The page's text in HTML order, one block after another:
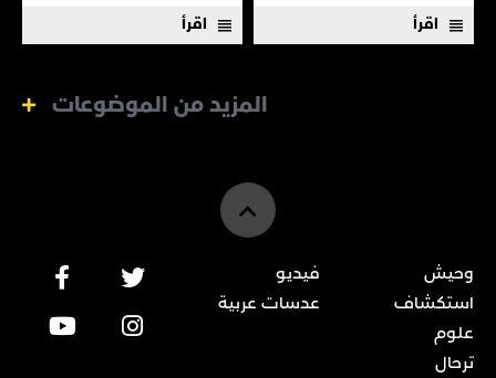
اقرأ اقرأ
المزيد من الموضوعات
وحيش
استكشاف
علوم
ترحال
فيديو
عدسات عربية